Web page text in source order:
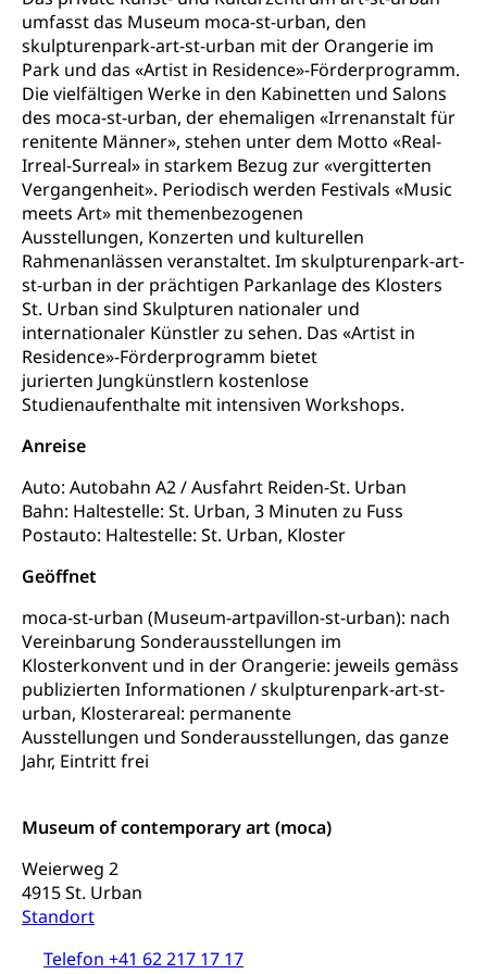
umfasst das Museum moca-st-urban, den
skulpturenpark-art-st-urban mit der Orangerie im
Park und das «Artist in Residence»-Förderprogramm.
Die vielfältigen Werke in den Kabinetten und Salons
des moca-st-urban, der ehemaligen «Irrenanstalt für
renitente Männer», stehen unter dem Motto «Real-
Irreal-Surreal» in starkem Bezug zur «vergitterten
Vergangenheit». Periodisch werden Festivals «Music
meets Art» mit themenbezogenen
Ausstellungen, Konzerten und kulturellen
Rahmenanlässen veranstaltet. Im skulpturenpark-art-
st-urban in der prächtigen Parkanlage des Klosters
St. Urban sind Skulpturen nationaler und
internationaler Künstler zu sehen. Das «Artist in
Residence»-Förderprogramm bietet
jurierten Jungkünstlern kostenlose
Studienaufenthalte mit intensiven Workshops.
Anreise
Auto: Autobahn A2 / Ausfahrt Reiden-St. Urban
Bahn: Haltestelle: St. Urban, 3 Minuten zu Fuss
Postauto: Haltestelle: St. Urban, Kloster
Geöffnet
moca-st-urban (Museum-artpavillon-st-urban): nach
Vereinbarung Sonderausstellungen im
Klosterkonvent und in der Orangerie: jeweils gemäss
publizierten Informationen / skulpturenpark-art-st-
urban, Klosterareal: permanente
Ausstellungen und Sonderausstellungen, das ganze
Jahr, Eintritt frei
Sprache/Language
Museum of contemporary art (moca)
Weierweg 2
4915 St. Urban
Standort
Telefon +41 62 217 17 17
für Bildung und Beruf
Berufsmaturität
Zentrum für Brückenangebote
Gymnasialbildung, Kantonsschulen
Gymnasien & Fachmittelschulen (beruf.lu.ch)
Studienwahl- und Studienbearatung
Fachklasse Grafik
Gesundheitsmittelschule
Informatikmittelschule
Wirtschaftsmittelschule
FMS und Vollzeitschulen mit BM
Psychomotorik, Schulpsychologie, Schulsozialarbeit,
Heilpädagogik und Sonderschulen
Kantonale Sportcamps
Primarschule
Sekundarschule
Schulpflicht
Kindergarten & Basisstufe
Förderangebote
Sonderschulung
Musikschulen
Schulferien
Früherziehung
Betreuungsangebote
Schulliste
Stipendien und Darlehen
Studienbeihilfe, Stipendien, Ausbildungsdarlehen
Stipendien Universität Luzern unilu
Finanzielle Unterstützung für Ausbildung
Pflege HF oder Studium Pflege FH
Fachstelle Stipendien (beruf.lu.ch)
Studienbeiträge Höhere Berufsbildung
Finanzielle Unterstützung Pädagogische
Hochschule PHLU
Stipendien Hochschule Luzern hslu
Universität
Technische Hochschule, Studium,
Hochschulstudium, Universitätsstudium,
universitäre Ausbildung, akademische Ausbildung,
Hochschulbildung, Hochschule, universitäre
Hochschule, Bachelor, Master, Doktorat,
Weiterbildung, Forschung, Entwicklung,
Dienstleistungen, Hochschule Luzern,
Fachhochschule Zentralschweiz, HSLU,
Pädagogische Hochschule Luzern, PH Luzern, UniLU,
swissuniversities (Dachorganisation der Schweizer
Hochschulen)
Universität Luzern
Fachstelle Hochschulbildung
Vorschule
Kindergarten, Kinderkrippe, Krippe, Kinderhort,
Kindertagesstätte, Spielgruppe, Tagesmutter,
Freiwilliges Kindergarten Jahr
Freiwilliges Kindergarten Jahr
Frühe Sprachförderung
Kindergarten & Basisstufe
Frühe Förderung
Gesundheit und Soziales
Konsumentenschutz
Konsumentenrechte, Produktsicherheit,
Preisüberwachung, Preisüberwacher,
Konsumentenorganisation, parallele Einfuhr,
regionale Erschöpfung, nationale Erschöpfung,
Cassis-deDijon-Prinzip
Krankenversicherung
Unfallversicherung, Berufsunfallversicherung,
Krankheit, Unfall, Prämienverbilligung,